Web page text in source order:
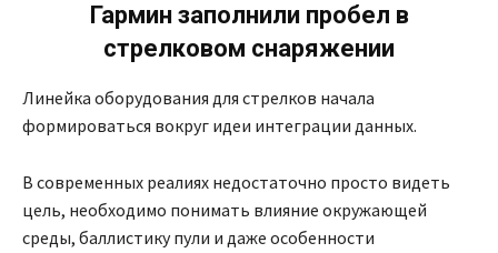
Гармин заполнили пробел в
стрелковом снаряжении
Линейка оборудования для стрелков начала
формироваться вокруг идеи интеграции данных.
В современных реалиях недостаточно просто видеть
цель, необходимо понимать влияние окружающей
среды, баллистику пули и даже особенности